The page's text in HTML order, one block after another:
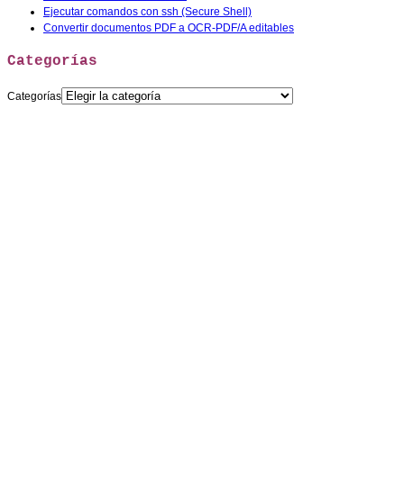
Ejecutar comandos con ssh (Secure Shell)
Convertir documentos PDF a OCR-PDF/A editables
Categorías
Categorías